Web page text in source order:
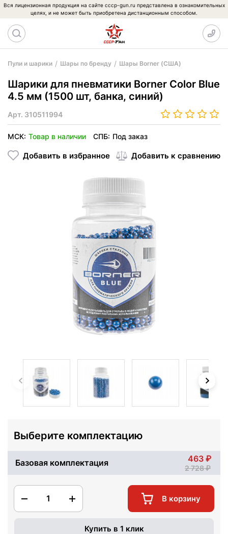
Вся лицензионная продукция на сайте cccp-gun.ru представлена в ознакомительных
целях, и не может быть приобретена дистанционным способом.
Пули и шарики Шары по бренду Шары Borner (США)
Шарики для пневматики Borner Color Blue
4.5 мм (1500 шт, банка, синий)
Арт. 310511994
МСК: Товар в наличии СПБ: Под заказ
Добавить в избранное Добавить к сравнению
Выберите комплектацию
Базовая комплектация 463
2 728
1 В корзину
Купить в 1 клик